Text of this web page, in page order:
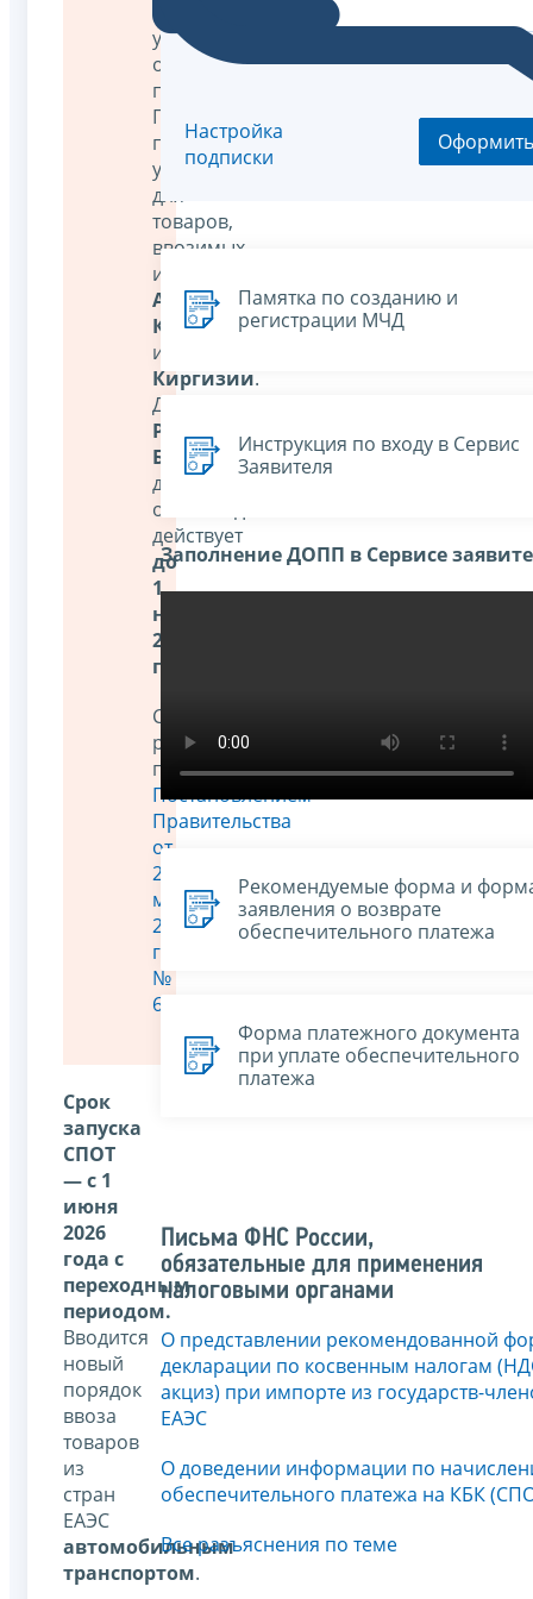
от
уплаты
обеспечительного
платежа.
Переходный
период
устанавливается
для
товаров,
ввозимых
из
Армении,
Казахстана
и
Киргизии.
Для
Республики
Беларусь
данное
освобождение
действует
до
1
ноября
2026
года
Соответствующее
решение
принято
Постановлением
Правительства
от
29
мая
2026
года
№
641
Срок
запуска
СПОТ
— с 1
июня
2026
года c
переходным
периодом.
Вводится
новый
порядок
ввоза
товаров
из
стран
ЕАЭС
автомобильным
транспортом.
Настройка
подписки
Оформить
Памятка по созданию и
регистрации МЧД
Инструкция по входу в Сервис
Заявителя
Заполнение ДОПП в Сервисе
Рекомендуемые форма и
заявления о возврате
обеспечительного платежа
Форма платежного документа
при уплате обеспечительного
платежа
Письма ФНС России,
обязательные для применения
налоговыми органами
О представлении рекомендованной
декларации по косвенным налогам
акциз) при импорте из государств-
ЕАЭС
О доведении информации по
обеспечительного платежа на КБК
Все разъяснения по теме